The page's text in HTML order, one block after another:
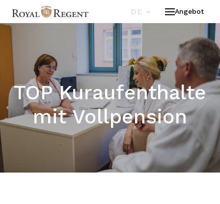
Angebot
DE
TOP Kuraufenthalte
mit Vollpension